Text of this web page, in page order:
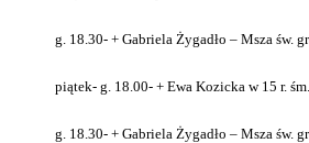
g. 18.30- + Gabriela Żygadło – Msza św.
piątek- g. 18.00- + Ewa Kozicka w 15 r. śm.
g. 18.30- + Gabriela Żygadło – Msza św.